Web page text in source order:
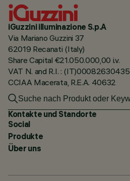
iGuzzini illuminazione S.p.A
Via Mariano Guzzini 37
62019 Recanati (Italy)
Share Capital €21.050.000,00 i.v.
VAT N. and R.I. : (IT)00082630435
CCIAA Macerata, R.E.A. 40632
Kontakte und Standorte
Social
Produkte
Über uns